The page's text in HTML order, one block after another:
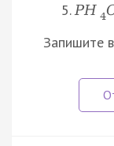
РH 4
Запишите